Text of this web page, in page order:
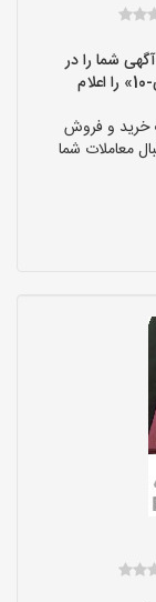
شما را در
سایت «پارچه فروشی ها» دیده ام و کد «آگهی-10» را اعلام
خرید و فروش
معاملات شما